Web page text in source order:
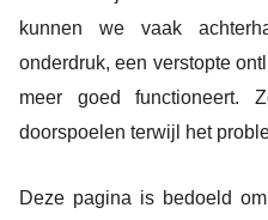
kunnen we vaak
onderdruk, een verstopte
meer goed
doorspoelen terwijl het
Deze pagina is bedoeld